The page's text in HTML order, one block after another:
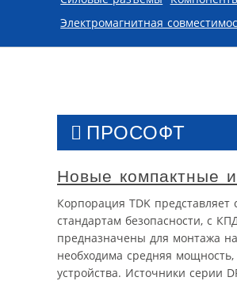
Электромагнитная
ПРОСОФТ
Новые компактные
Корпорация TDK
стандартам безопасности, с
предназначены для монтажа
необходима средняя
устройства. Источники серии